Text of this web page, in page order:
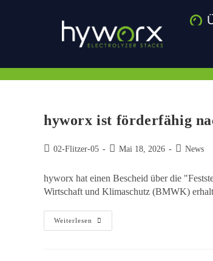
hyworx ist förderfähig
02-Flitzer-05 Mai 18, 2026 News
hyworx hat einen Bescheid über die
Wirtschaft und Klimaschutz (BMWK)
Weiterlesen